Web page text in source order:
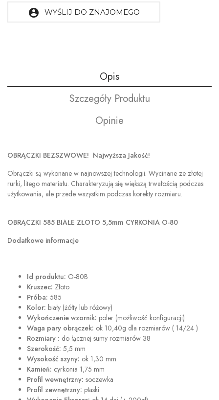
account_circle WYŚLIJ DO ZNAJOMEGO
Opis
Szczegóły Produktu
Opinie
OBRĄCZKI BEZSZWOWE! Najwyższa Jakość!
Obrączki są wykonane w najnowszej technologii. Wycinane ze złotej
rurki, litego materiału. Charakteryzują się większą trwałością podczas
użytkowania, ale przede wszystkim podczas korekty rozmiaru.
OBRĄCZKI 585 BIAŁE ZŁOTO 5,5mm CYRKONIA O-80
Dodatkowe informacje
Id produktu: O-80B
Kruszec: Złoto
Próba: 585
Kolor: biały (żółty lub różowy)
Wykończenie wzornik: poler (możliwość konfiguracji)
Waga pary obrączek: ok 10,40g dla rozmiarów ( 14/24 )
Rozmiary : do łącznej sumy rozmiarów 38
Szerokość: 5,5 mm
Wysokość szyny: ok 1,30 mm
Kamień: cyrkonia 1,75 mm
Profil wewnętrzny: soczewka
Profil zewnętrzny: płaski